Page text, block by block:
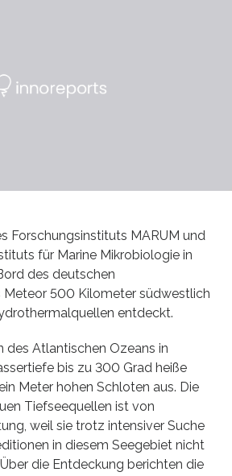
Forschungsinstituts MARUM und
für Marine Mikrobiologie in
des deutschen
Meteor 500 Kilometer südwestlich
entdeckt.
des Atlantischen Ozeans in
bis zu 300 Grad heiße
Meter hohen Schloten aus. Die
Tiefseequellen ist von
weil sie trotz intensiver Suche
in diesem Seegebiet nicht
die Entdeckung berichten die